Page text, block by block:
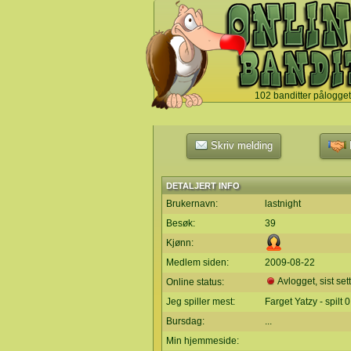
102 banditter pålogget
`
Skriv melding
DETALJERT INFO
Brukernavn:
lastnight
Besøk:
39
Kjønn:
Medlem siden:
2009-08-22
Online status:
Avlogget, sist sett
Jeg spiller mest:
Farget Yatzy - spilt
Bursdag:
...
Min hjemmeside: